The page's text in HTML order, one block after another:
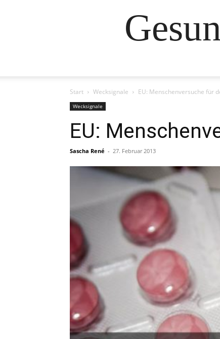
Start Wecksignale EU: Menschenversuche für
Wecksignale
EU:
Sascha René - 27. Februar 2013